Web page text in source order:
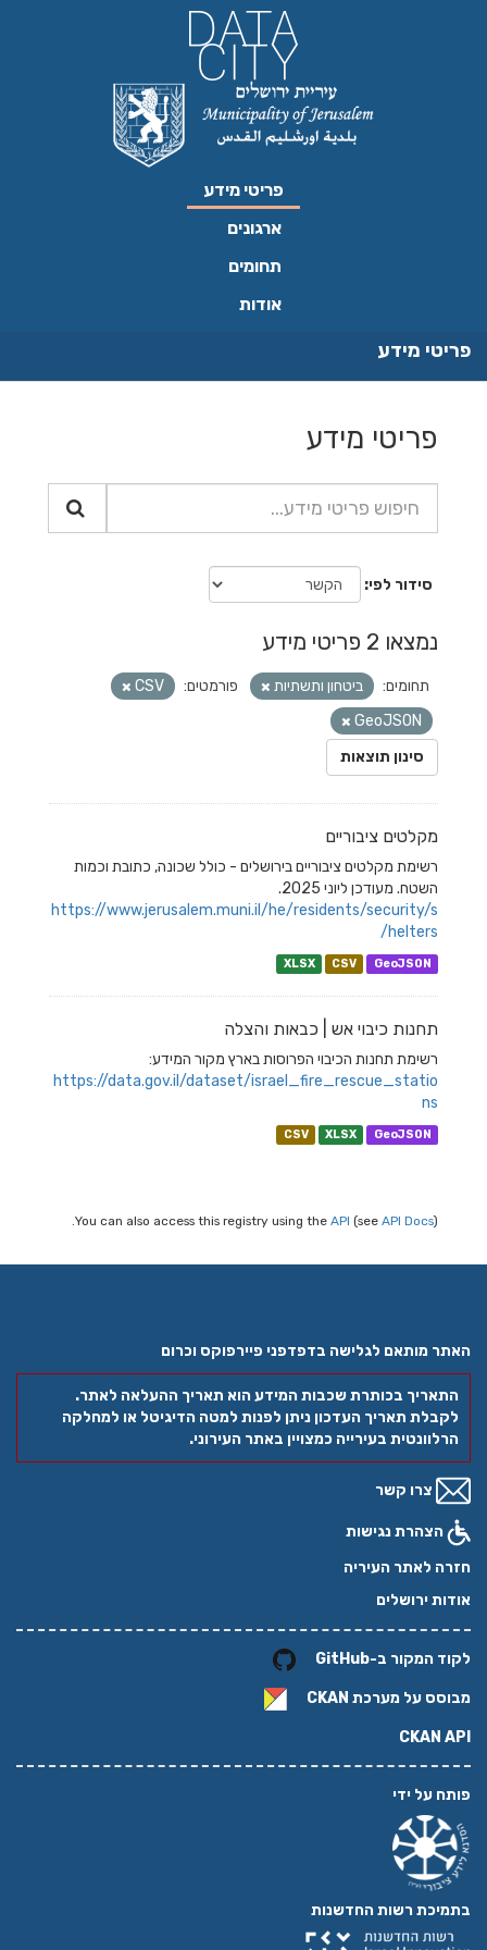
פריטי מידע
ארגונים
תחומים
אודות
פריטי מידע
פריטי מידע
סידור לפי
נמצאו 2 פריטי מידע
תחומים: ביטחון ותשתיות פורמטים:
CSV
GeoJSON
סינון תוצאות
מקלטים ציבוריים
רשימת מקלטים ציבוריים בירושלים - כולל שכונה, כתובת וכמות
השטח. מעודכן ליוני 2025.
https://www.jerusalem.muni.il/he/residents/security/s
helters/
XLSX CSV GeoJSON
תחנות כיבוי אש | כבאות והצלה
רשימת תחנות הכיבוי הפרוסות בארץ מקור המידע:
https://data.gov.il/dataset/israel_fire_rescue_statio
ns
CSV XLSX GeoJSON
You can also access this registry using the API (see API Docs).
האתר מותאם לגלישה בדפדפני פיירפוקס וכרום
התאריך בכותרת שכבות המידע הוא תאריך ההעלאה לאתר.
לקבלת תאריך העדכון ניתן לפנות למטה הדיגיטל או למחלקה
הרלוונטית בעירייה כמצויין באתר העירוני.
צרו קשר
הצהרת נגישות
חזרה לאתר העיריה
אודות ירושלים
לקוד המקור ב-GitHub
מבוסס על מערכת CKAN
CKAN API
פותח על ידי
בתמיכת רשות החדשנות